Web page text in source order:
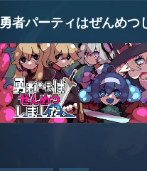
勇者パーティはぜんめつ